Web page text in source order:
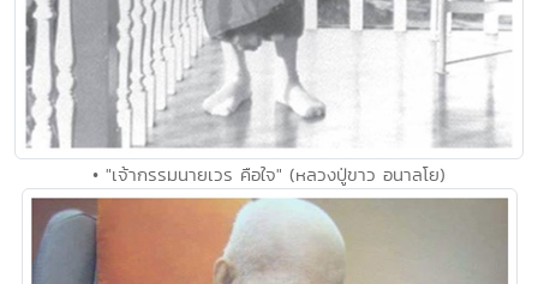
• "เจ้ากรรมนายเวร คือใจ" (หลวงปู่ขาว อนาลโย)